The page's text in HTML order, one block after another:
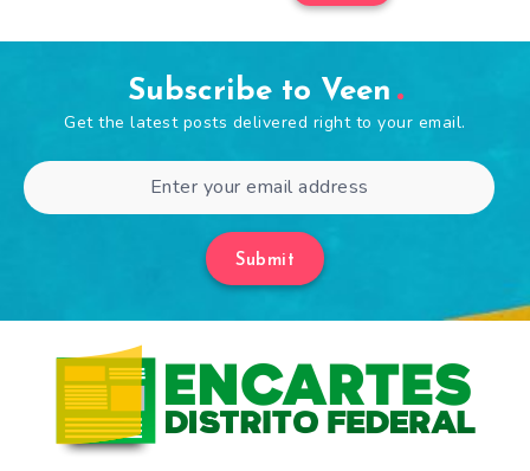
Subscribe to Veen
Get the latest posts delivered right to your email.
Submit